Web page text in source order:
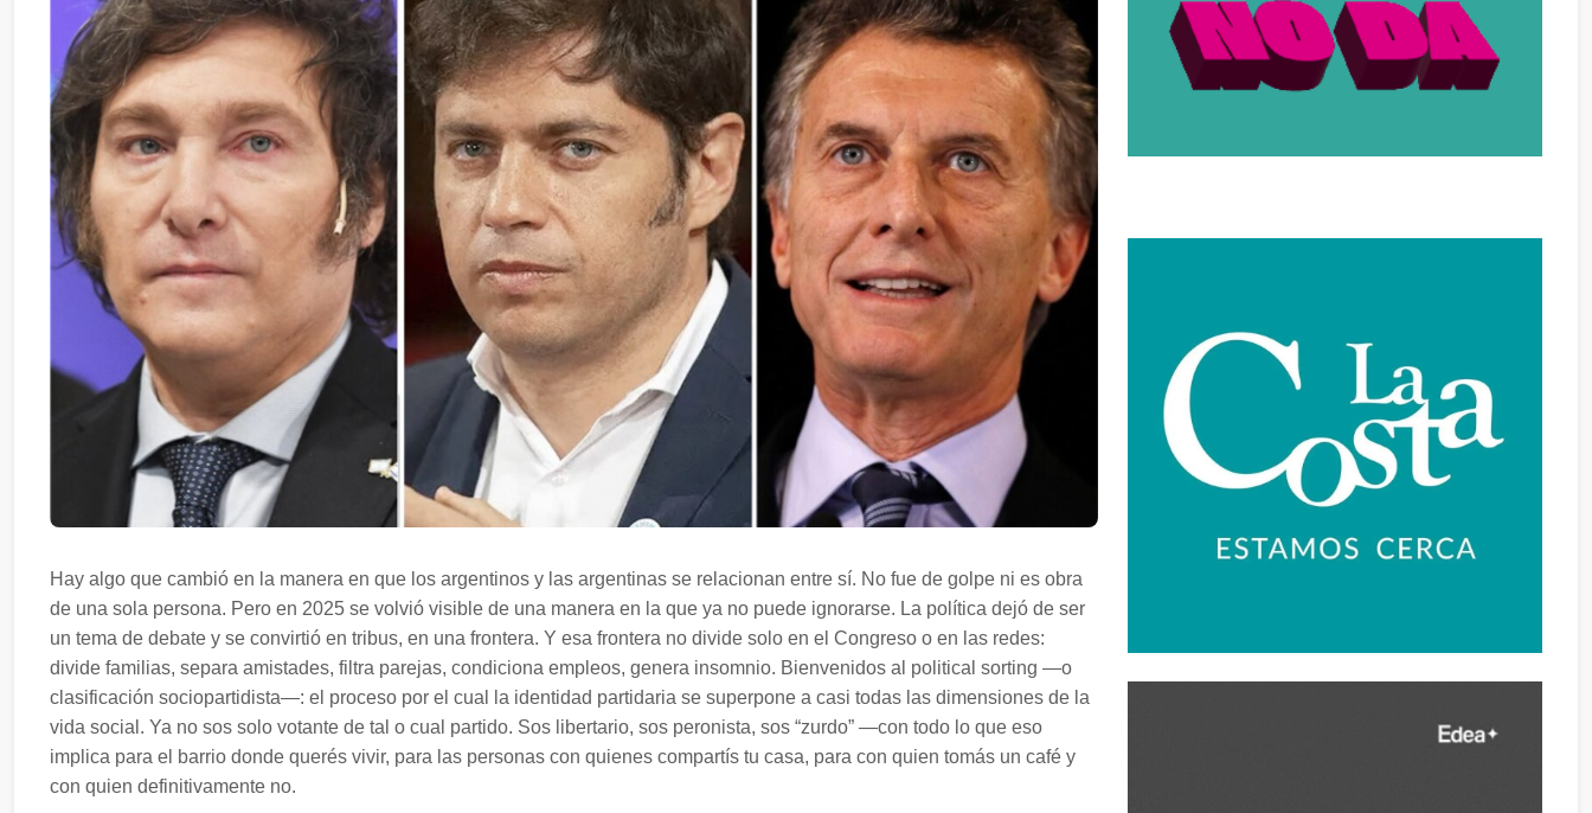
Hay algo que cambió en la manera en que los argentinos y las argentinas se relacionan entre sí. No fue de golpe ni es obra
de una sola persona. Pero en 2025 se volvió visible de una manera en la que ya no puede ignorarse. La política dejó de ser
un tema de debate y se convirtió en tribus, en una frontera. Y esa frontera no divide solo en el Congreso o en las redes:
divide familias, separa amistades, filtra parejas, condiciona empleos, genera insomnio. Bienvenidos al political sorting —o
clasificación sociopartidista—: el proceso por el cual la identidad partidaria se superpone a casi todas las dimensiones de la
vida social. Ya no sos solo votante de tal o cual partido. Sos libertario, sos peronista, sos “zurdo” —con todo lo que eso
implica para el barrio donde querés vivir, para las personas con quienes compartís tu casa, para con quien tomás un café y
con quien definitivamente no.